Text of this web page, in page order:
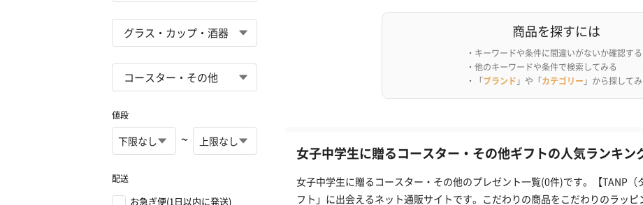
値段
~
配送
お急ぎ便(1日以内に発送)
商品を探すには
・キーワードや条件に間違いがないか確認する
・他のキーワードや条件で検索してみる
・「ブランド 」や「カテゴリー 」から探して
女子中学生に贈るコースター・その他ギフトの人気ランキン
女子中学生に贈るコースター・その他のプレゼント一覧(0件)です。【TANP
フト」に出会えるネット通販サイトです。こだわりの商品をこだわりのラッ